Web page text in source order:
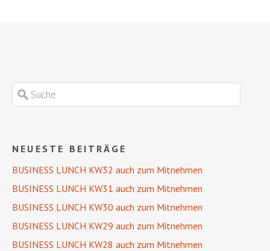
NEUESTE BEITRÄGE
BUSINESS LUNCH KW32 auch zum Mitnehmen
BUSINESS LUNCH KW31 auch zum Mitnehmen
BUSINESS LUNCH KW30 auch zum Mitnehmen
BUSINESS LUNCH KW29 auch zum Mitnehmen
BUSINESS LUNCH KW28 auch zum Mitnehmen